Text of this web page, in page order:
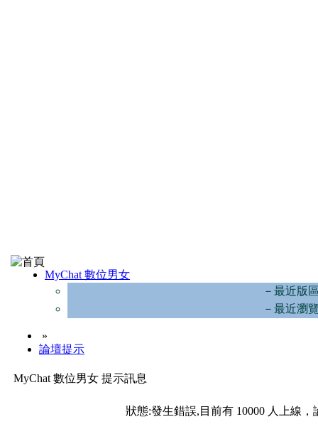
MyChat 數位男女
－最近版
－最近瀏
»
論壇提示
MyChat 數位男女 提示訊息
狀態:發生錯誤,目前有 10000 人上線